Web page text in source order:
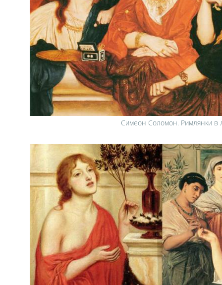
Симеон Соломон. Римлянки в